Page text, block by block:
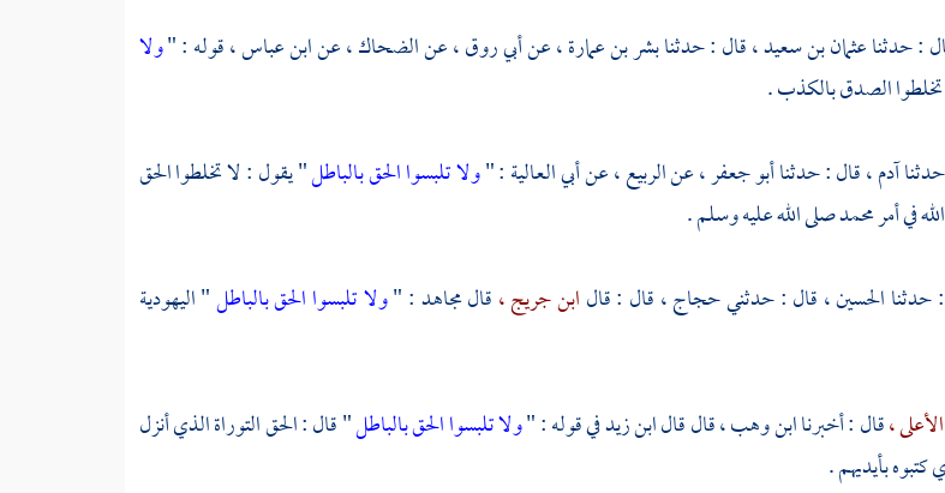
: حدثناعثمان بن سعيد ،قال : حدثنابشر بن عمارة ،عنأبي روق ،عنالضحاك ،عنابن عباس ،قوله : "ولا
الصدق بالكذب .
آدم ،قال : حدثناأبو جعفر ،عنالربيع ،عنأبي العالية: "ولا تلبسوا الحق بالباطل" يقول : لا تخلطوا الحق
في أمرمحمدصلى الله عليه وسلم .
حدثناالحسين ،قال : حدثنيحجاج ،قال : قالابن جريج ،قالمجاهد: "ولا تلبسوا الحق بالباطل" اليهودية
،قال : أخبرناابن وهب ،قال قالابن زيدفي قوله : "ولا تلبسوا الحق بالباطل" قال : الحق التوراة الذي أنزل
بأيديهم .